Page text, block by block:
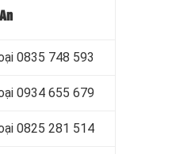
0835 748 593
0934 655 679
0825 281 514